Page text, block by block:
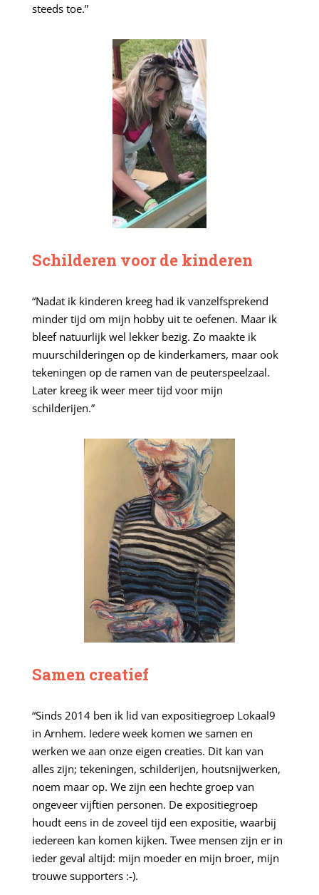
steeds toe.”
Schilderen voor de kinderen
“Nadat ik kinderen kreeg had ik vanzelfsprekend
minder tijd om mijn hobby uit te oefenen. Maar ik
bleef natuurlijk wel lekker bezig. Zo maakte ik
muurschilderingen op de kinderkamers, maar ook
tekeningen op de ramen van de peuterspeelzaal.
Later kreeg ik weer meer tijd voor mijn
schilderijen.”
Samen creatief
“Sinds 2014 ben ik lid van expositiegroep Lokaal9
in Arnhem. Iedere week komen we samen en
werken we aan onze eigen creaties. Dit kan van
alles zijn; tekeningen, schilderijen, houtsnijwerken,
noem maar op. We zijn een hechte groep van
ongeveer vijftien personen. De expositiegroep
houdt eens in de zoveel tijd een expositie, waarbij
iedereen kan komen kijken. Twee mensen zijn er in
ieder geval altijd: mijn moeder en mijn broer, mijn
trouwe supporters :-).